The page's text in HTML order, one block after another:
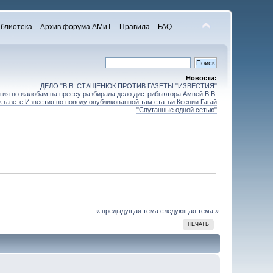
Архив форума АМиТ Правила FAQ
Новости:
ДЕЛО "В.В. СТАЩЕНЮК ПРОТИВ ГАЗЕТЫ "ИЗВЕСТИЯ"
по жалобам на прессу разбирала дело дистрибьютора Амвей В.В.
Известия по поводу опубликованной там статьи Ксении Гагай
"Спутанные одной сетью"
« предыдущая тема следующая тема »
ПЕЧАТЬ